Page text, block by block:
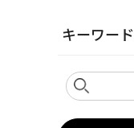
キーワード